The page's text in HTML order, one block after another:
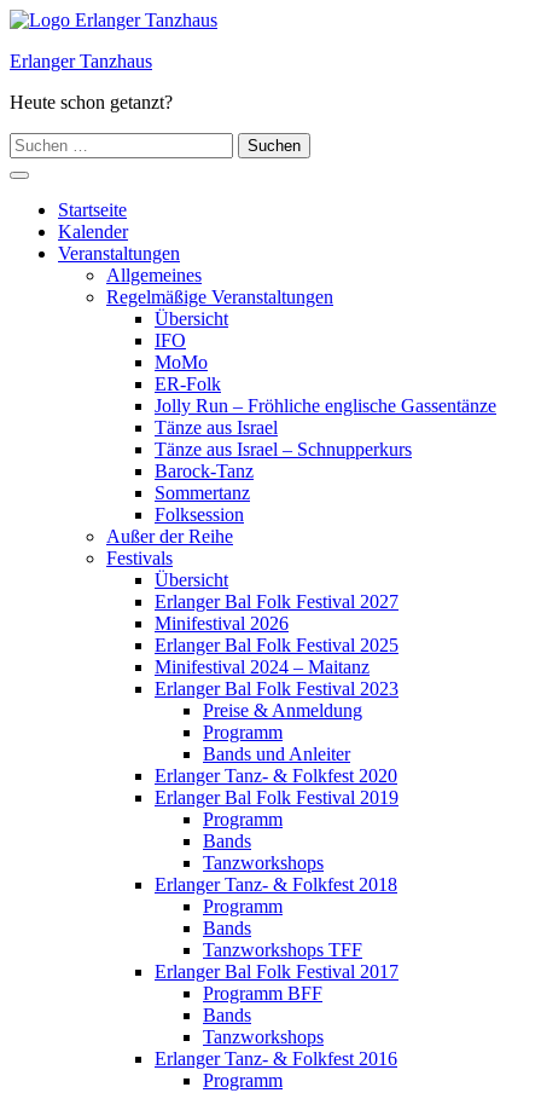
Zum
springen
Erlanger Tanzhaus
Heute schon getanzt?
Suchen
nach:
Hauptmenü
Startseite
Kalender
Veranstaltungen
Allgemeines
Regelmäßige Veranstaltungen
Übersicht
IFO
MoMo
ER-Folk
Jolly Run – Fröhliche englische Gassentänze
Tänze aus Israel
Tänze aus Israel – Schnupperkurs
Barock-Tanz
Sommertanz
Folksession
Außer der Reihe
Festivals
Übersicht
Erlanger Bal Folk Festival 2027
Minifestival 2026
Erlanger Bal Folk Festival 2025
Minifestival 2024 – Maitanz
Erlanger Bal Folk Festival 2023
Preise & Anmeldung
Programm
Bands und Anleiter
Erlanger Tanz- & Folkfest 2020
Erlanger Bal Folk Festival 2019
Programm
Bands
Tanzworkshops
Erlanger Tanz- & Folkfest 2018
Programm
Bands
Tanzworkshops TFF
Erlanger Bal Folk Festival 2017
Programm BFF
Bands
Tanzworkshops
Erlanger Tanz- & Folkfest 2016
Programm